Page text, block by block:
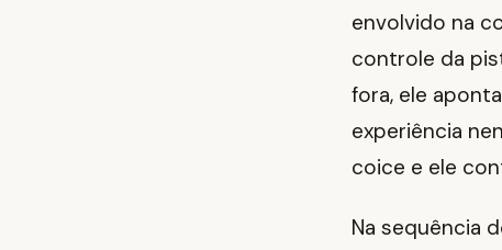
envolvido na
controle da
fora, ele
experiência
coice e ele
Na sequência